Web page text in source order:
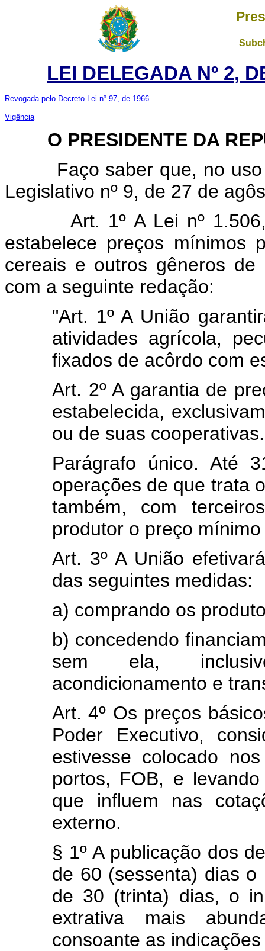
LEI DELEGADA Nº 2,
Revogada pelo Decreto Lei nº 97, de 1966
Vigência
O PRESIDENTE DA
Faço saber que, no uso
Legislativo nº 9, de 27 de
Art. 1º A Lei nº 1.506,
estabelece preços mínimos
cereais e outros gêneros
com a seguinte redação:
"Art. 1º A União
atividades agrícola,
fixados de acôrdo com
Art. 2º A garantia de
estabelecida,
ou de suas cooperativas.
Parágrafo único. Até
operações de que trata
também, com
produtor o preço
Art. 3º A União
das seguintes medidas:
a) comprando os
b) concedendo
sem ela,
acondicionamento e
Art. 4º Os preços
Poder Executivo,
estivesse colocado
portos, FOB, e
que influem nas
externo.
§ 1º A publicação dos
de 60 (sessenta) dias
de 30 (trinta) dias, o
extrativa mais
consoante as